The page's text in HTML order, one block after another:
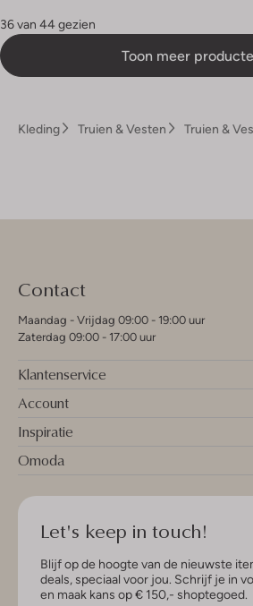
36 van 44 gezien
Toon meer
Kleding Truien & Vesten Truien &
Contact
Maandag - Vrijdag 09:00 - 19:00 uur
Zaterdag 09:00 - 17:00 uur
Klantenservice
Account
Inspiratie
Omoda
Let's keep in touch!
Blijf op de hoogte van de nieuwste
deals, speciaal voor jou. Schrijf je in
en maak kans op € 150,- shoptegoed.